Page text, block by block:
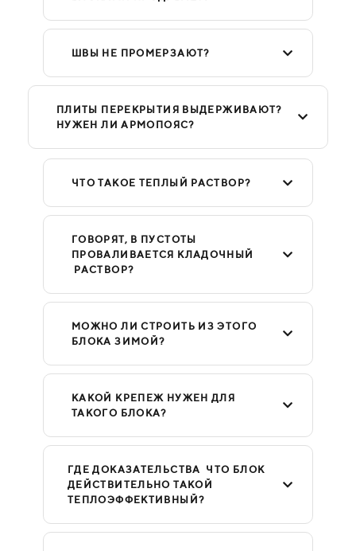
ШВЫ НЕ ПРОМЕРЗАЮТ?
ПЛИТЫ ПЕРЕКРЫТИЯ ВЫДЕРЖИВАЮТ?
НУЖЕН ЛИ АРМОПОЯС?
ЧТО ТАКОЕ ТЕПЛЫЙ РАСТВОР?
ГОВОРЯТ, В ПУСТОТЫ
ПРОВАЛИВАЕТСЯ КЛАДОЧНЫЙ
РАСТВОР?
МОЖНО ЛИ СТРОИТЬ ИЗ ЭТОГО
БЛОКА ЗИМОЙ?
КАКОЙ КРЕПЕЖ НУЖЕН ДЛЯ
ТАКОГО БЛОКА?
ГДЕ ДОКАЗАТЕЛЬСТВА ЧТО БЛОК
ДЕЙСТВИТЕЛЬНО ТАКОЙ
ТЕПЛОЭФФЕКТИВНЫЙ?